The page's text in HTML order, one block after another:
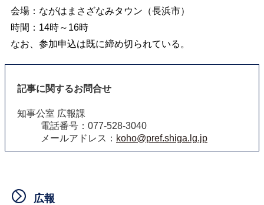
会場：ながはまさざなみタウン（長浜市）
時間：14時～16時
なお、参加申込は既に締め切られている。
記事に関するお問合せ
知事公室 広報課
電話番号：077-528-3040
メールアドレス： koho@pref.shiga.lg.jp
広報